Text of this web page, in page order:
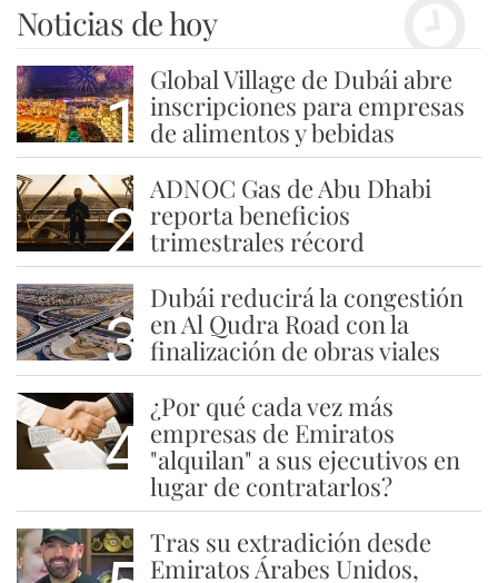
Noticias de hoy
1
Global Village de Dubái abre
inscripciones para empresas
de alimentos y bebidas
2
ADNOC Gas de Abu Dhabi
reporta beneficios
trimestrales récord
3
Dubái reducirá la congestión
en Al Qudra Road con la
finalización de obras viales
4
¿Por qué cada vez más
empresas de Emiratos
"alquilan" a sus ejecutivos en
lugar de contratarlos?
Tras su extradición desde
Emiratos Árabes Unidos,